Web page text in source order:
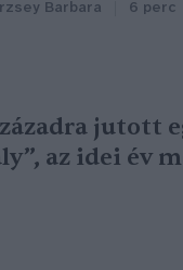
Barbara 6 perc
jutott
az idei év